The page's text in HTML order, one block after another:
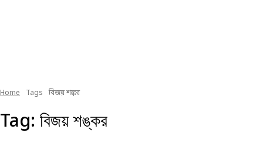
Home Tags বিজয় শঙ্কর
Tag: বিজয় শঙ্কর